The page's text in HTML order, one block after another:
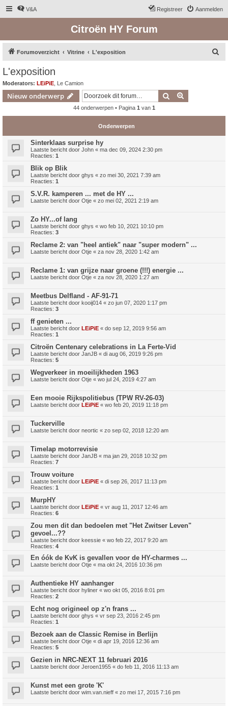
V&A Aanmelden
Registreer
Citroën HY Forum
Forumoverzicht Vitrine L'exposition
L'exposition
Moderators: LEiPiE Le Camion
Nieuw onderwerp Zoek
44 onderwerpen • Pagina 1 van 1
Onderwerpen
Sinterklaas surprise hy
Laatste bericht door John « ma dec 09, 2024 2:30 pm
Reacties: 1
Blik op Blik
Laatste bericht door ghys « zo mei 30, 2021 7:39 am
Reacties: 1
S.V.R. kamperen ... met de HY ...
Laatste bericht door Otje « zo mei 02, 2021 2:19 am
Zo HY...of lang
Laatste bericht door ghys « wo feb 10, 2021 10:10 pm
Reacties: 3
Reclame 2: van "heel antiek" naar "super modern" ...
Laatste bericht door Otje « za nov 28, 2020 1:42 am
Reclame 1: van grijze naar groene (!!!) energie ...
Laatste bericht door Otje « za nov 28, 2020 1:27 am
Meetbus Delfland - AF-91-71
Laatste bericht door kooij014 « zo jun 07, 2020 1:17 pm
Reacties: 3
ff genieten ...
Laatste bericht door LEiPiE « do sep 12, 2019 9:56 am
Reacties: 1
Citroën Centenary celebrations in La Ferte-Vid
Laatste bericht door JanJB « di aug 06, 2019 9:26 pm
Reacties: 5
Wegverkeer in moeilijkheden 1963
Laatste bericht door Otje « wo jul 24, 2019 4:27 am
Een mooie Rijkspolitiebus (TPW RV-26-03)
Laatste bericht door LEiPiE « wo feb 20, 2019 11:18 pm
Tuckerville
Laatste bericht door neortic « zo sep 02, 2018 12:20 am
Timelap motorrevisie
Laatste bericht door JanJB « ma jan 29, 2018 10:32 pm
Reacties: 7
Trouw voiture
Laatste bericht door LEiPiE « di sep 26, 2017 11:13 pm
Reacties: 1
MurpHY
Laatste bericht door LEiPiE « vr aug 11, 2017 12:46 am
Reacties: 6
Zou men dit dan bedoelen met "Het Zwitser Leven"
gevoel...??
Laatste bericht door keessie « wo feb 22, 2017 9:20 am
Reacties: 4
En óók de KvK is gevallen voor de HY-charmes ...
Laatste bericht door Otje « ma okt 24, 2016 10:36 pm
Authentieke HY aanhanger
Laatste bericht door hyliner « wo okt 05, 2016 8:01 pm
Reacties: 2
Echt nog origineel op z'n frans ...
Laatste bericht door ghys « vr sep 23, 2016 2:45 pm
Reacties: 1
Bezoek aan de Classic Remise in Berlijn
Laatste bericht door Otje « di apr 19, 2016 12:36 am
Reacties: 5
Gezien in NRC-NEXT 11 februari 2016
Laatste bericht door Jeroen1955 « do feb 11, 2016 11:13 am
Kunst met een grote 'K'
Laatste bericht door wim.van.nieff « zo mei 17, 2015 7:16 pm